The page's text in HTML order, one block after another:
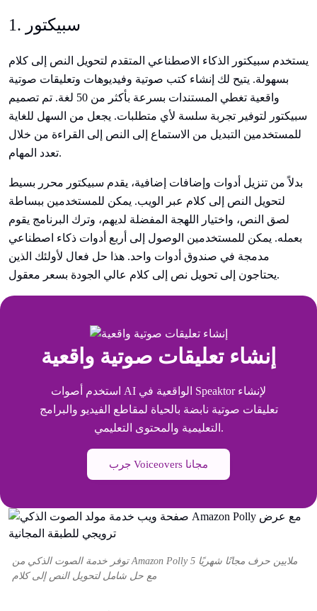
1. سبيكتور
يستخدم سبيكتور الذكاء الاصطناعي المتقدم لتحويل النص إلى كلام
بسهولة. يتيح لك إنشاء كتب صوتية وفيديوهات وتعليقات صوتية
واقعية تغطي المستندات بسرعة بأكثر من 50 لغة. تم تصميم
سبيكتور لتوفير تجربة سلسة لأي متطلبات. يجعل من السهل للغاية
للمستخدمين التبديل من الاستماع إلى النص إلى القراءة من خلال
تعدد المهام.
بدلاً من تنزيل أدوات وإضافات إضافية، يقدم سبيكتور محرر بسيط
لتحويل النص إلى كلام عبر الويب. يمكن للمستخدمين ببساطة
لصق النص، واختيار اللهجة المفضلة لديهم، وترك البرنامج يقوم
بعمله. يمكن للمستخدمين الوصول إلى أربع أدوات ذكاء اصطناعي
مدمجة في صندوق أدوات واحد. هذا حل فعال لأولئك الذين
يحتاجون إلى تحويل نص إلى كلام عالي الجودة بسعر معقول.
إنشاء تعليقات صوتية واقعية
استخدم أصوات AI الواقعية في Speaktor لإنشاء
تعليقات صوتية نابضة بالحياة لمقاطع الفيديو والبرامج
التعليمية والمحتوى التعليمي.
جرب Voiceovers مجانا
توفر خدمة الصوت الذكي من Amazon Polly 5 ملايين حرف مجانًا شهريًا
مع حل شامل لتحويل النص إلى كلام